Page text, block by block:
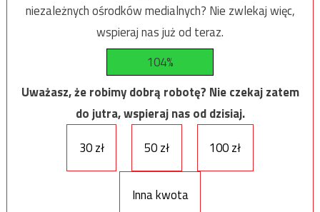
niezależnych ośrodków medialnych? Nie zwlekaj więc,
wspieraj nas już od teraz.
104%
Uważasz, że robimy dobrą robotę? Nie czekaj zatem
do jutra, wspieraj nas od dzisiaj.
30 zł
50 zł 100 zł
Inna kwota